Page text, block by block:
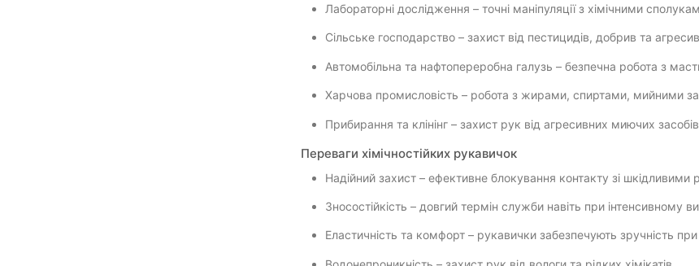
Лабораторні дослідження – точні маніпуляції з хімічними
Сільське господарство – захист від пестицидів, добрив та
Автомобільна та нафтопереробна галузь – безпечна робота з
Харчова промисловість – робота з жирами, спиртами, мийними
Прибирання та клінінг – захист рук від агресивних миючих
Переваги хімічностійких рукавичок
Надійний захист – ефективне блокування контакту зі шкідливими
Зносостійкість – довгий термін служби навіть при інтенсивному
Еластичність та комфорт – рукавички забезпечують зручність при